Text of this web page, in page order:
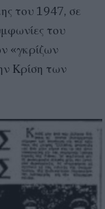
του 1947, σε
του
«γκρίζων
Κρίση των